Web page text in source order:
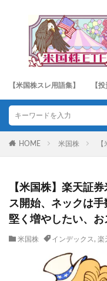
【米国株スレ用語集】 【
HOME 米国株
【米国株】楽天証
ス開始、ネックは
堅く増やしたい、お
米国株 インデックス , 楽